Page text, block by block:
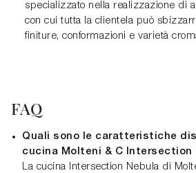
specializzato nella realizzazione di
con cui tutta la clientela può
finiture, conformazioni e varietà
FAQ
Quali sono le caratteristiche
cucina Molteni & C Intersection
La cucina Intersection Nebula di